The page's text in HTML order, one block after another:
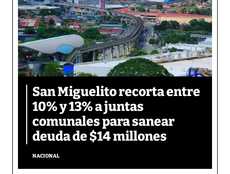
San Miguelito recorta entre
10% y 13% a juntas
comunales para sanear
deuda de $14 millones
NACIONAL